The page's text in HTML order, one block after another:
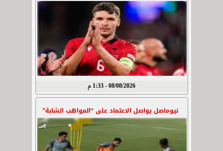
08/08/2026 - 1:33 م
نيوماصل يواصل الاعتماد على “المواهب الشابة”